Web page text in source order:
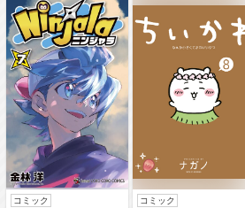
ミュー
阿津賀
ミュー
幕末天
コミック コミック